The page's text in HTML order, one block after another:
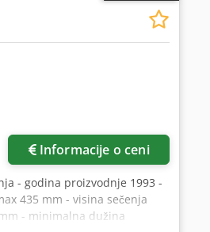
Informacije o ceni
- godina proizvodnje 1993 -
435 mm - visina sečenja
- minimalna dužina